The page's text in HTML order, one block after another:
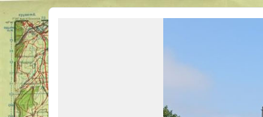
Bienvenue sur LE forum des passionnés de Véhicules Militaires de